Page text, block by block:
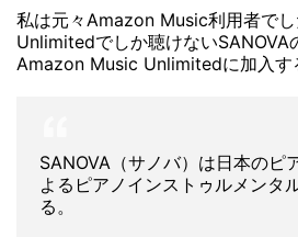
私は元々Amazon Music利用者で
Unlimitedでしか聴けないSANOVA
Amazon Music Unlimitedに加入す
SANOVA（サノバ）は日本のピ
よるピアノインストゥルメンタ
る。